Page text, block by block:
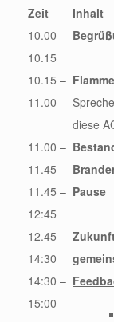
Zeit
Inhalt
10.00 –
10.15
10.15 –
11.00
diese
11.00 –
11.45
11.45 –
12:45
Pause
12.45 –
14:30
14:30 –
15:00